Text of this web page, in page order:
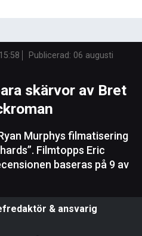
Publicerad: 06 augusti
skärvor av Bret
Murphys filmatisering
Filmtopps Eric
baseras på 9 av
& ansvarig